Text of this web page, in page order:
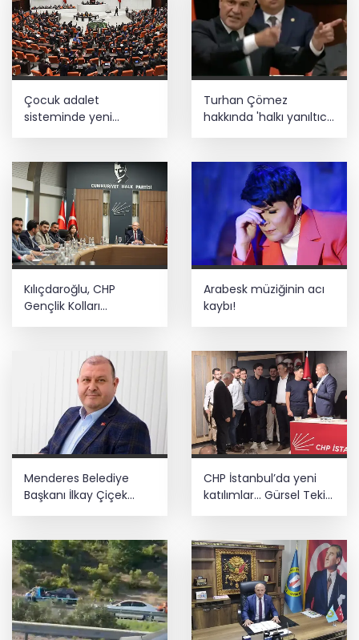
Çocuk adalet
sisteminde yeni
Turhan Çömez
hakkında 'halkı yanıltıcı
Kılıçdaroğlu, CHP
Gençlik Kolları
yönetimiyle buluştu
Arabesk müziğinin acı
kaybı!
Menderes Belediye
Başkanı İlkay Çiçek
görevden uzaklaştırıldı
CHP İstanbul’da yeni
katılımlar... Gürsel Tekin:
Birlikte başaracağız